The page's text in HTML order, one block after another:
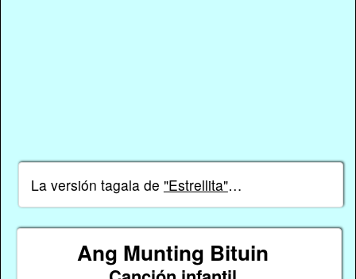
La versión tagala de "Estrellita"…
Ang Munting Bituin